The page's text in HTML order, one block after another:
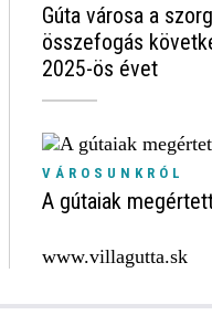
Gúta városa a
összefogás
2025-ös évet
VÁROSUNKRÓL
A gútaiak
www.villagutta.sk